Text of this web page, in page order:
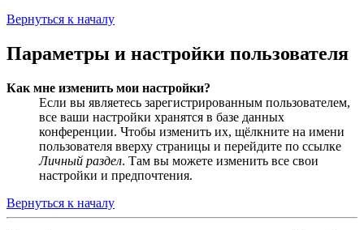
Вернуться к началу
Параметры и настройки пользователя
Как мне изменить мои настройки?
Если вы являетесь зарегистрированным пользователем,
все ваши настройки хранятся в базе данных
конференции. Чтобы изменить их, щёлкните на имени
пользователя вверху страницы и перейдите по ссылке
Личный раздел. Там вы можете изменить все свои
настройки и предпочтения.
Вернуться к началу